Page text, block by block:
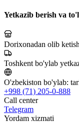
Yetkazib berish va
Dorixonadan olib
Toshkent bo'ylab
O'zbekiston bo'ylab:
+998 (71) 205-0-888
Call center
Telegram
Yordam xizmati